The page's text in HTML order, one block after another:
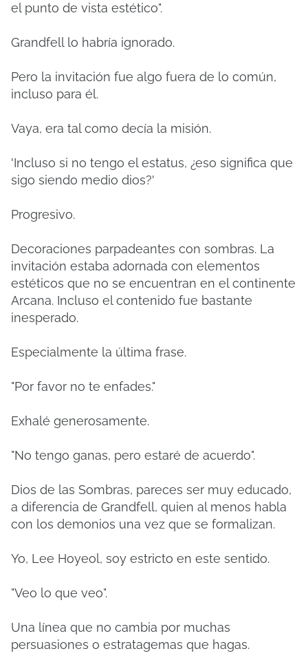
el punto de vista estético".
Grandfell lo habría ignorado.
Pero la invitación fue algo fuera de lo común,
incluso para él.
Vaya, era tal como decía la misión.
'Incluso si no tengo el estatus, ¿eso significa que
sigo siendo medio dios?'
Progresivo.
Decoraciones parpadeantes con sombras. La
invitación estaba adornada con elementos
estéticos que no se encuentran en el continente
Arcana. Incluso el contenido fue bastante
inesperado.
Especialmente la última frase.
"Por favor no te enfades."
Exhalé generosamente.
"No tengo ganas, pero estaré de acuerdo".
Dios de las Sombras, pareces ser muy educado,
a diferencia de Grandfell, quien al menos habla
con los demonios una vez que se formalizan.
Yo, Lee Hoyeol, soy estricto en este sentido.
"Veo lo que veo".
Una línea que no cambia por muchas
persuasiones o estratagemas que hagas.